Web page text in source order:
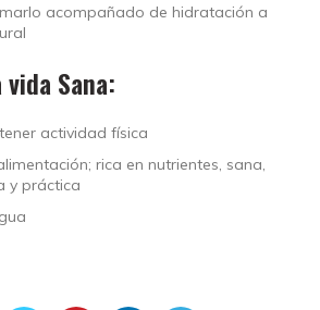
acompañado de hidratación a
Sana:
actividad física
rica en nutrientes, sana,
y práctica